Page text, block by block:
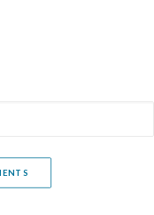
une multitude de